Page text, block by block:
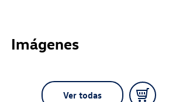
Imágenes
Ver todas